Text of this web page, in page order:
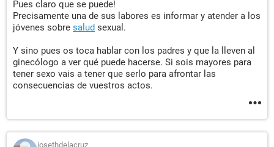
Pues claro que se puede!
Precisamente una de sus labores es informar y atender a los
jóvenes sobre salud sexual.
Y sino pues os toca hablar con los padres y que la lleven al
ginecólogo a ver qué puede hacerse. Si sois mayores para
tener sexo vais a tener que serlo para afrontar las
consecuencias de vuestros actos.
josethdelacruz